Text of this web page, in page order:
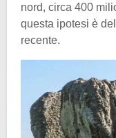
nord, circa 400
questa ipotesi è
recente.